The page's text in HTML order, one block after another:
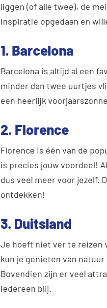
liggen (of alle twee), de
inspiratie opgedaan en
1. Barcelona
Barcelona is altijd al een
minder dan twee uurtjes
een heerlijk
2. Florence
Florence is één van de
is precies jouw voordeel!
dus veel meer voor jezelf.
ontdekken!
3. Duitsland
Je hoeft niet ver te reizen
kun je genieten van
Bovendien zijn er veel
Iedereen blij.